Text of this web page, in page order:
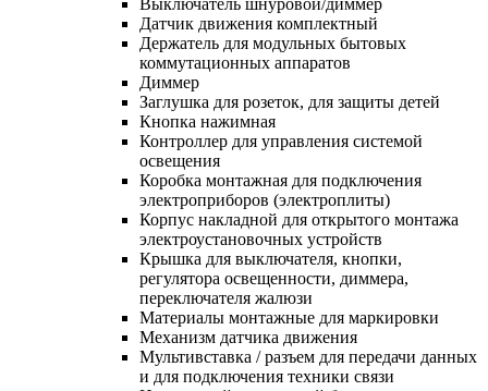
Датчик движения комплектный
Держатель для модульных бытовых
коммутационных аппаратов
Диммер
Заглушка для розеток, для защиты детей
Кнопка нажимная
Контроллер для управления системой
освещения
Коробка монтажная для подключения
электроприборов (электроплиты)
Корпус накладной для открытого монтажа
электроустановочных устройств
Крышка для выключателя, кнопки,
регулятора освещенности, диммера,
переключателя жалюзи
Материалы монтажные для маркировки
Механизм датчика движения
Мультивставка / разъем для передачи данных
и для подключения техники связи